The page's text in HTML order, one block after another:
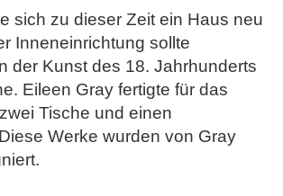
sich zu dieser Zeit ein Haus neu
Inneneinrichtung sollte
der Kunst des 18. Jahrhunderts
Eileen Gray fertigte für das
Tische und einen
Werke wurden von Gray